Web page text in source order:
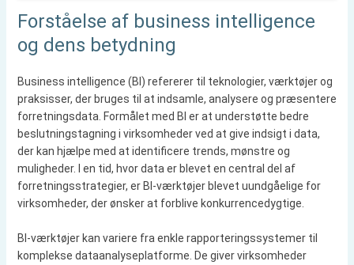
Forståelse af business intelligence
og dens betydning
Business intelligence (BI) refererer til teknologier, værktøjer og
praksisser, der bruges til at indsamle, analysere og præsentere
forretningsdata. Formålet med BI er at understøtte bedre
beslutningstagning i virksomheder ved at give indsigt i data,
der kan hjælpe med at identificere trends, mønstre og
muligheder. I en tid, hvor data er blevet en central del af
forretningsstrategier, er BI-værktøjer blevet uundgåelige for
virksomheder, der ønsker at forblive konkurrencedygtige.
BI-værktøjer kan variere fra enkle rapporteringssystemer til
komplekse dataanalyseplatforme. De giver virksomheder